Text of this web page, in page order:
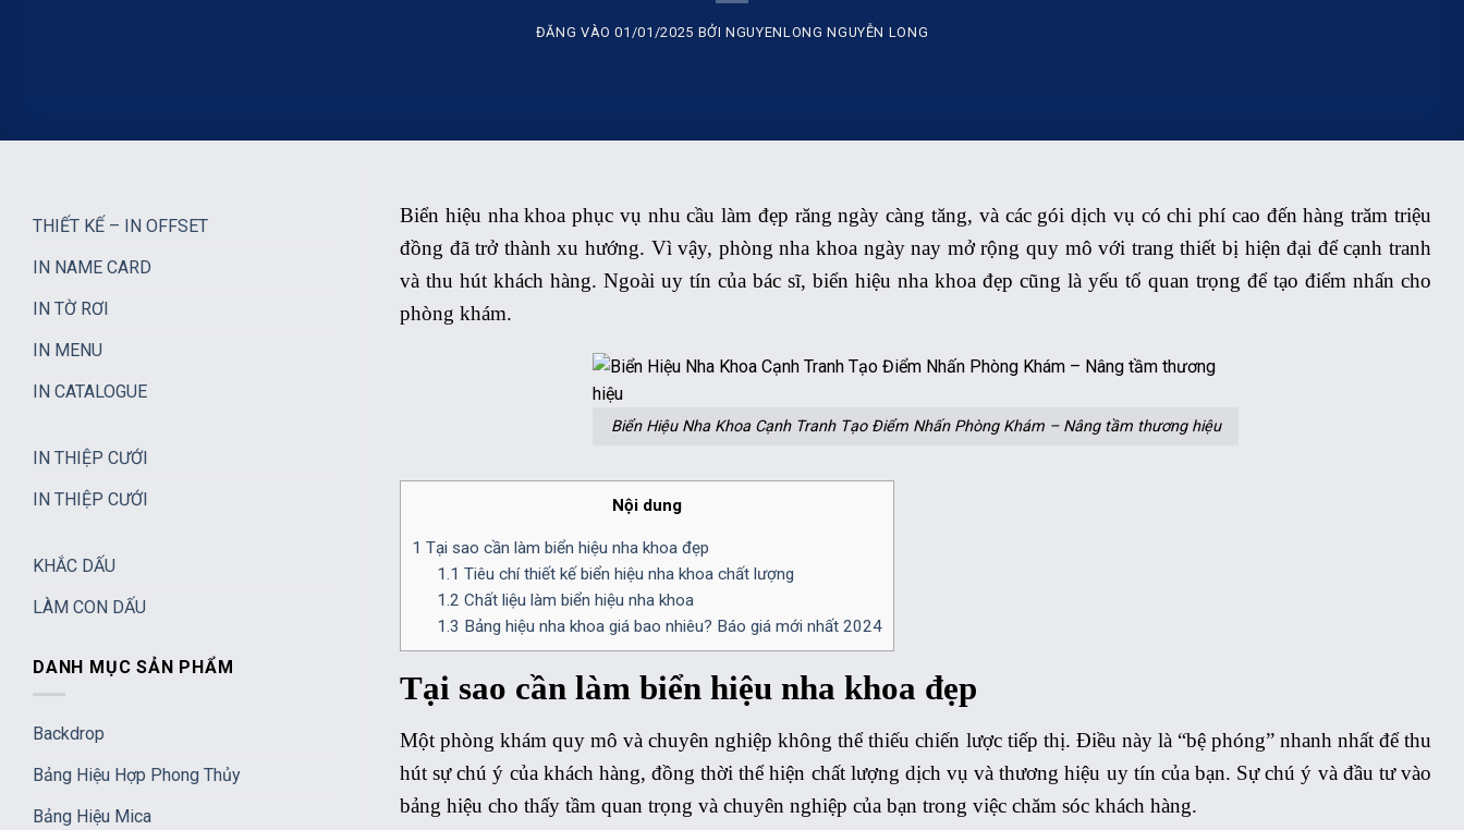
ĐĂNG VÀO01/01/2025 BỞINGUYENLONG NGUYỄN LONG
THIẾT KẾ – IN OFFSET
IN NAME CARD
IN TỜ RƠI
IN MENU
IN CATALOGUE
IN THIỆP CƯỚI
IN THIỆP CƯỚI
KHẮC DẤU
LÀM CON DẤU
DANH MỤC SẢN PHẨM
Backdrop
Bảng Hiệu Hợp Phong Thủy
Bảng Hiệu Mica
Biển hiệu nha khoa phục vụ nhu cầu làm đẹp răng ngày càng tăng, và các gói dịch vụ có chi phí cao đến hàng trăm triệu
đồng đã trở thành xu hướng. Vì vậy, phòng nha khoa ngày nay mở rộng quy mô với trang thiết bị hiện đại để cạnh tranh
và thu hút khách hàng. Ngoài uy tín của bác sĩ, biển hiệu nha khoa đẹp cũng là yếu tố quan trọng để tạo điểm nhấn cho
phòng khám.
Biển Hiệu Nha Khoa Cạnh Tranh Tạo Điểm Nhấn Phòng Khám – Nâng tầm thương hiệu
Nội dung
1 Tại sao cần làm biển hiệu nha khoa đẹp
1.1 Tiêu chí thiết kế biển hiệu nha khoa chất lượng
1.2 Chất liệu làm biển hiệu nha khoa
1.3 Bảng hiệu nha khoa giá bao nhiêu? Báo giá mới nhất 2024
Tại sao cần làm biển hiệu nha khoa đẹp
Một phòng khám quy mô và chuyên nghiệp không thể thiếu chiến lược tiếp thị. Điều này là “bệ phóng” nhanh nhất để thu
hút sự chú ý của khách hàng, đồng thời thể hiện chất lượng dịch vụ và thương hiệu uy tín của bạn. Sự chú ý và đầu tư vào
bảng hiệu cho thấy tầm quan trọng và chuyên nghiệp của bạn trong việc chăm sóc khách hàng.